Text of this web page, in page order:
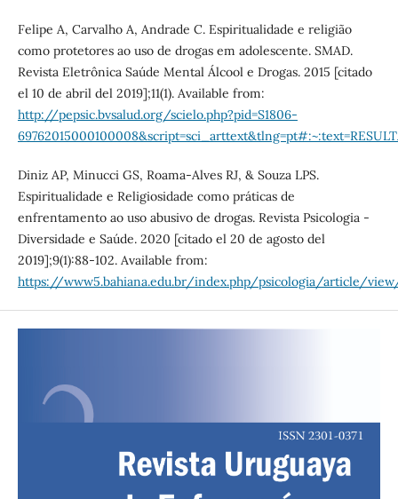
Felipe A, Carvalho A, Andrade C. Espiritualidade e religião
como protetores ao uso de drogas em adolescente. SMAD.
Revista Eletrônica Saúde Mental Álcool e Drogas. 2015 [citado
el 10 de abril del 2019];11(1). Available from:
http://pepsic.bvsalud.org/scielo.php?pid=S1806-
Diniz AP, Minucci GS, Roama-Alves RJ, & Souza LPS.
Espiritualidade e Religiosidade como práticas de
enfrentamento ao uso abusivo de drogas. Revista Psicologia -
Diversidade e Saúde. 2020 [citado el 20 de agosto del
2019];9(1):88-102. Available from:
https://www5.bahiana.edu.br/index.php/psicologia/article/